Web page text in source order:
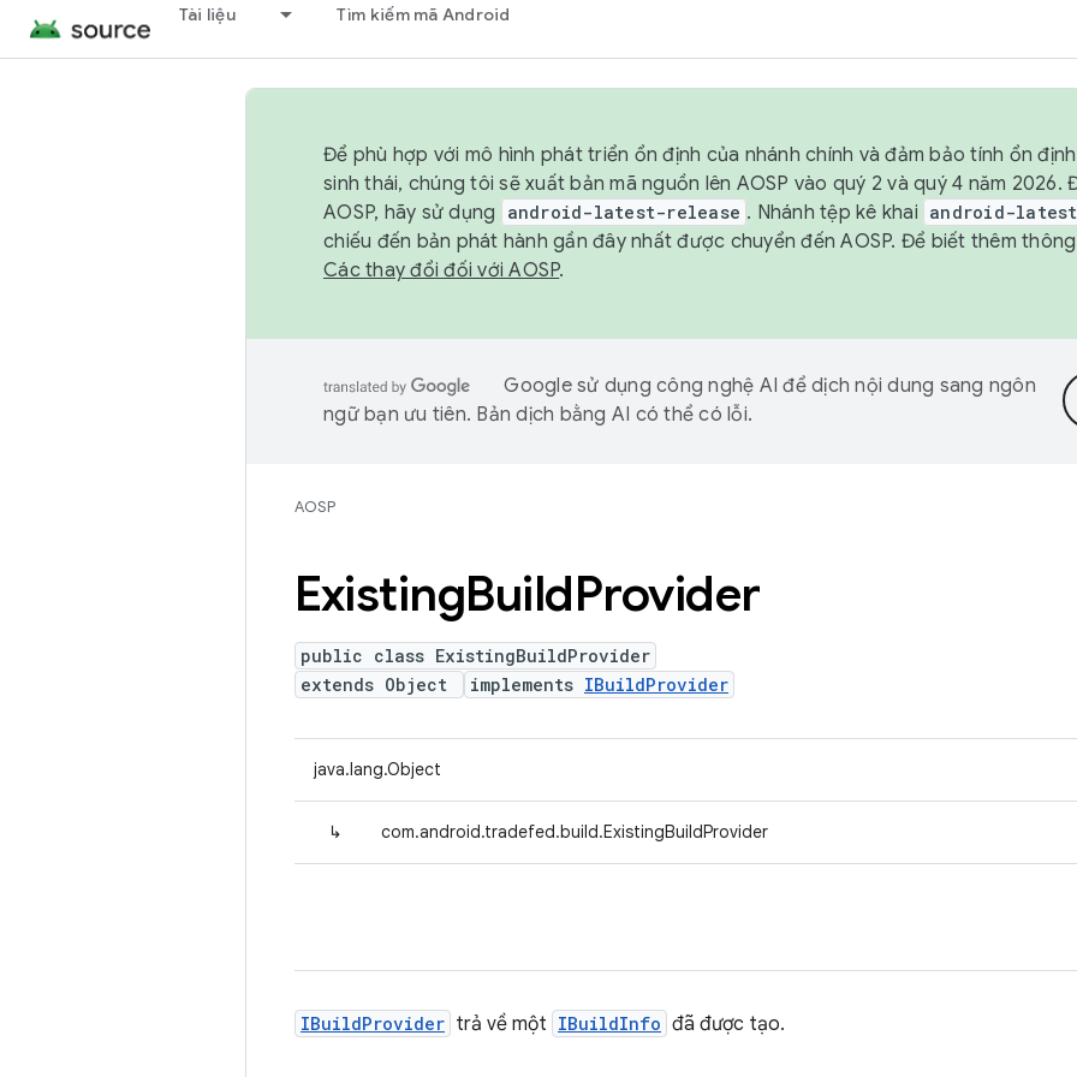
Tài liệu Tìm kiếm mã Android
Để phù hợp với mô hình phát triển ổn định của nhánh chính và đảm bảo tính ổn
sinh thái, chúng tôi sẽ xuất bản mã nguồn lên AOSP vào quý 2 và quý 4 năm
AOSP, hãy sử dụng
android-latest-release . Nhánh tệp kê khai android-
chiếu đến bản phát hành gần đây nhất được chuyển đến AOSP. Để biết thêm
Các thay đổi đối với AOSP.
Google sử dụng công nghệ AI để dịch nội dung sang ngôn
ngữ bạn ưu tiên. Bản dịch bằng AI có thể có lỗi.
AOSP
ExistingBuildProvider
public class ExistingBuildProvider
extends Object
implements IBuildProvider
java.lang.Object
↳ com.android.tradefed.build.ExistingBuildProvider
IBuildProvider trả về một IBuildInfo đã được tạo.